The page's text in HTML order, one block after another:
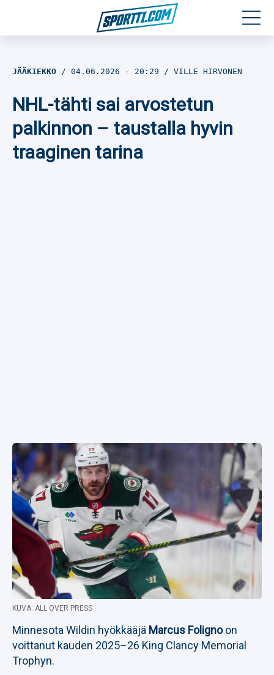
Jalkapallo
Yleisurheilu
JÄÄKIEKKO 04.06.2026 - 20:29 VILLE HIRVONEN
NHL-tähti sai arvostetun
palkinnon – taustalla hyvin
traaginen tarina
KUVA: ALL OVER PRESS
Minnesota Wildin hyökkääjä Marcus Folignoon
voittanut kauden 2025–26 King Clancy Memorial
Trophyn.